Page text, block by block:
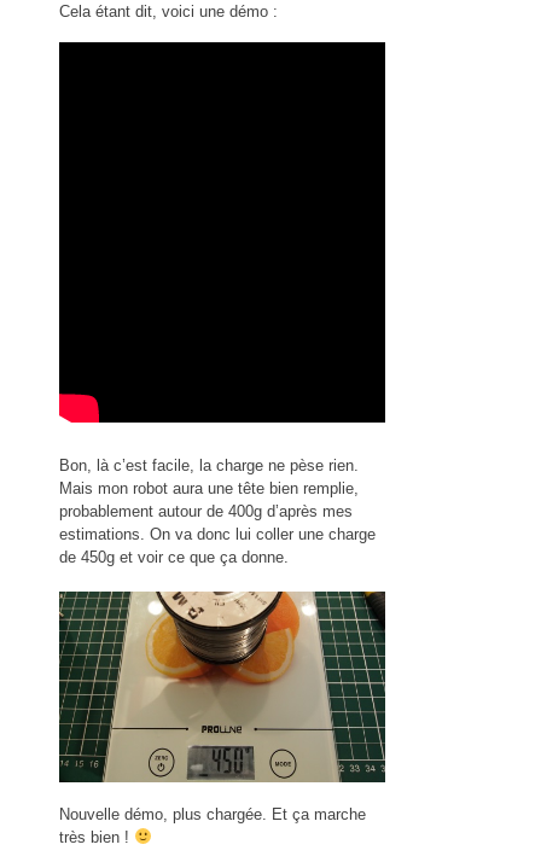
Cela étant dit, voici une démo :
Bon, là c’est facile, la charge ne pèse rien.
Mais mon robot aura une tête bien remplie,
probablement autour de 400g d’après mes
estimations. On va donc lui coller une charge
de 450g et voir ce que ça donne.
Nouvelle démo, plus chargée. Et ça marche
très bien !